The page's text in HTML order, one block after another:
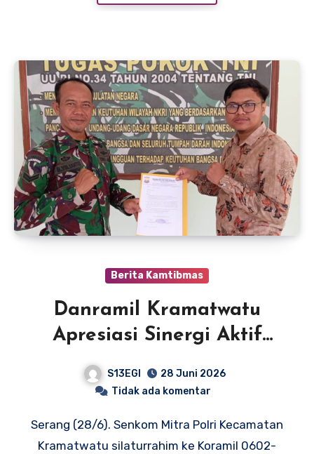
Berita Kamtibmas
Danramil Kramatwatu
Apresiasi Sinergi Aktif
Senkom Mitra Polri
S13EGI
28 Juni 2026
Tidak ada komentar
Serang (28/6). Senkom Mitra Polri Kecamatan
Kramatwatu silaturrahim ke Koramil 0602-